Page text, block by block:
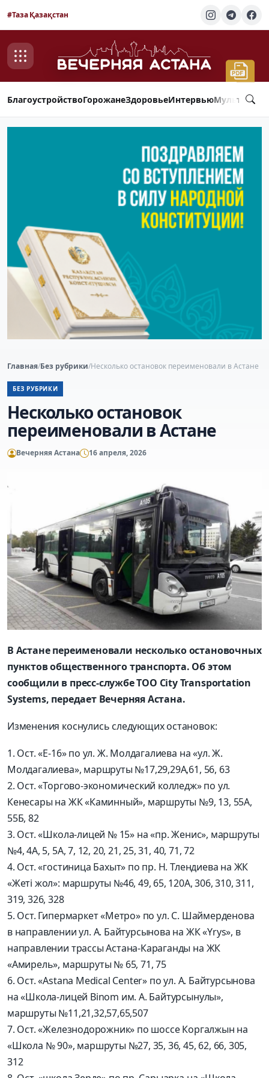
#Таза Қазақстан
БлагоустройствоГорожанеЗдоровьеИнтервью
Главная/Без рубрики/Несколько остановок переименовали в Астане
БЕЗ РУБРИКИ
Несколько остановок
переименовали в Астане
Вечерняя Астана 16 апреля, 2026
В Астане переименовали несколько остановочных
пунктов общественного транспорта. Об этом
сообщили в пресс-службе ТОО City Transportation
Systems, передает Вечерняя Астана.
Изменения коснулись следующих остановок:
1. Ост. «Е-16» по ул. Ж. Молдагалиева на «ул. Ж.
Молдагалиева», маршруты №17,29,29А,61, 56, 63
2. Ост. «Торгово-экономический колледж» по ул.
Кенесары на ЖК «Каминный», маршруты №9, 13, 55А,
55Б, 82
3. Ост. «Школа-лицей № 15» на «пр. Женис», маршруты
№4, 4А, 5, 5А, 7, 12, 20, 21, 25, 31, 40, 71, 72
4. Ост. «гостиница Бахыт» по пр. Н. Тлендиева на ЖК
«Жеті жол»: маршруты №46, 49, 65, 120А, 306, 310, 311,
319, 326, 328
5. Ост. Гипермаркет «Mетро» по ул. С. Шаймерденова
в направлении ул. А. Байтурсынова на ЖК «Yrys», в
направлении трассы Астана-Караганды на ЖК
«Амирель», маршруты № 65, 71, 75
6. Ост. «Astana Medical Center» по ул. А. Байтурсынова
на «Школа-лицей Binom им. А. Байтурсынулы»,
маршруты №11,21,32,57,65,507
7. Ост. «Железнодорожник» по шоссе Коргалжын на
«Школа № 90», маршруты №27, 35, 36, 45, 62, 66, 305,
312